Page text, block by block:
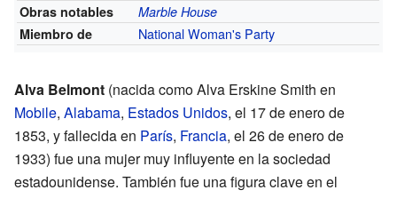
Obras notables
Marble House
Miembro de
National Woman's Party
Alva Belmont (nacida como Alva Erskine Smith en
Mobile, Alabama, Estados Unidos, el 17 de enero de
1853, y fallecida en París, Francia, el 26 de enero de
1933) fue una mujer muy influyente en la sociedad
estadounidense. También fue una figura clave en el